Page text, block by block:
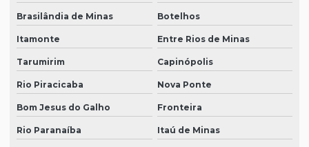
Brasilândia de Minas Botelhos
Itamonte Entre Rios de Minas
Tarumirim Capinópolis
Rio Piracicaba Nova Ponte
Bom Jesus do Galho Fronteira
Rio Paranaíba Itaú de Minas